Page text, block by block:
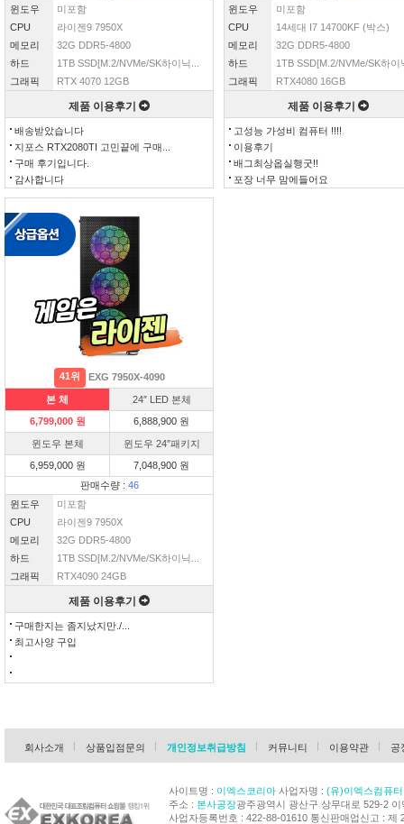
윈도우
미포함
CPU
라이젠9 7950X
메모리
32G DDR5-4800
하드
1TB SSD[M.2/NVMe/SK하이닉...
그래픽
RTX 4070 12GB
제품 이용후기
배송받았습니다
지포스 RTX2080TI 고민끝에 구매...
구매 후기입니다.
감사합니다
윈도우
미포함
CPU
14세대 I7 14700KF (박스)
메모리
32G DDR5-4800
하드
1TB SSD[M.2/NVMe/SK하이
그래픽
RTX4080 16GB
제품 이용후기
고성능 가성비 컴퓨터 !!!!
이용후기
배그최상옵실행굿!!
포장 너무 맘에들어요
41위 EXG 7950X-4090
본 체
24″ LED 본체
6,799,000 원
6,888,900 원
윈도우 본체
윈도우 24″패키지
6,959,000 원
7,048,900 원
판매수량 : 46
윈도우
미포함
CPU
라이젠9 7950X
메모리
32G DDR5-4800
하드
1TB SSD[M.2/NVMe/SK하이닉...
그래픽
RTX4090 24GB
제품 이용후기
구매한지는 좀지났지만./...
최고사양 구입
회사소개 상품입점문의 개인정보취급방침 커뮤니티 이용약관 공
사이트명 : 이엑스코리아사업자명 : (유)이엑스컴퓨터
주소 : 본사공장광주광역시 광산구 상무대로 529-2 이
사업자등록번호 : 422-88-01610 통신판매업신고 : 제